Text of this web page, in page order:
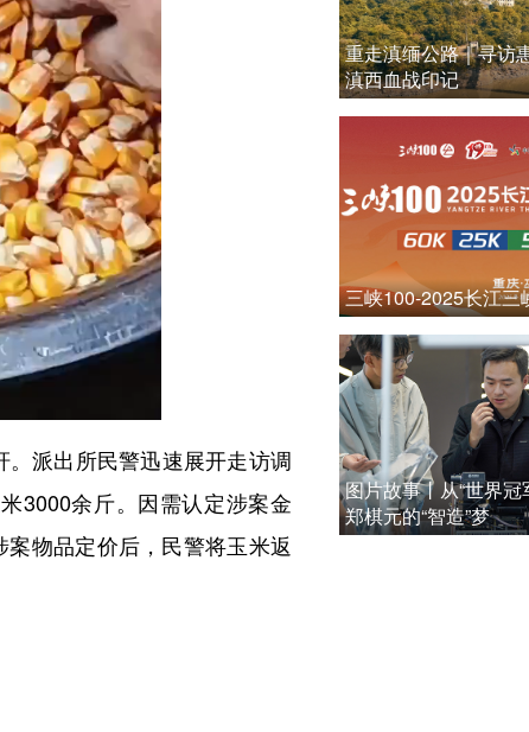
派出所民警迅速展开走访调
3000余斤。因需认定涉案金
物品定价后，民警将玉米返
重走滇缅公路｜寻访
滇西血战印记
三峡100-2025长江三
图片故事丨从“世界冠
郑棋元的“智造”梦